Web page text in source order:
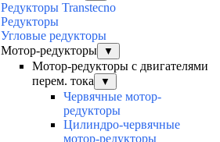
Редукторы Transtecno
Редукторы
Угловые редукторы
Мотор-редукторы
▼
Мотор-редукторы с двигателями
перем. тока
▼
Червячные мотор-
редукторы
Цилиндро-червячные
мотор-редукторы